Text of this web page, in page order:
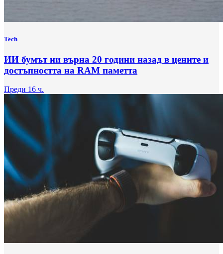
Tech
ИИ бумът ни върна 20 години назад в цените и
достъпността на RAM паметта
Преди 16 ч.